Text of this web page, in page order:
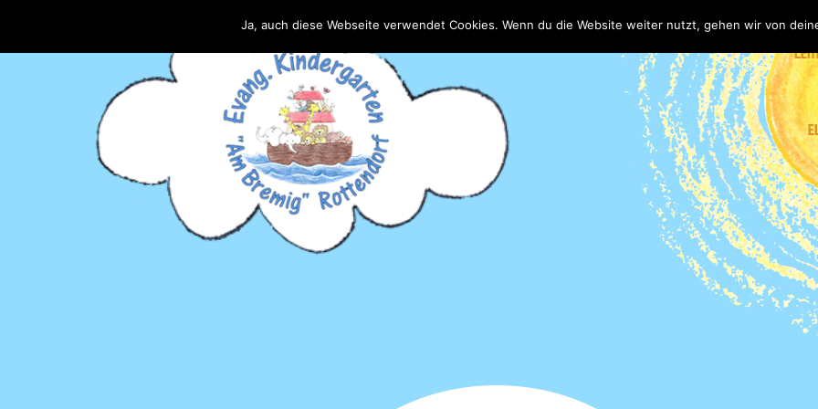
Ja, auch diese Webseite verwendet Cookies. Wenn du die Website weiter nutzt, gehen wir von